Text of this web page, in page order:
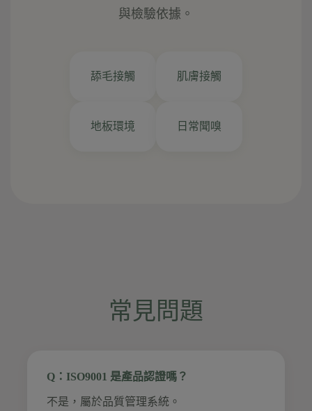
與檢驗依據。
舔毛接觸 肌膚接觸
地板環境 日常聞嗅
常見問題
Q：ISO9001 是產品認證嗎？
不是，屬於品質管理系統。